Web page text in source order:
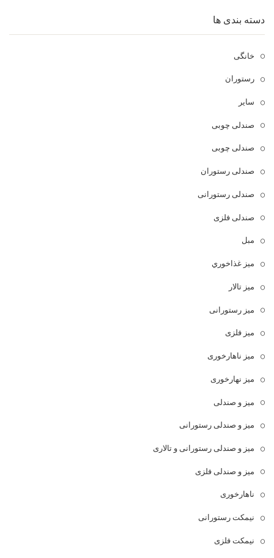
تجهیزات تالار و رستوران
مقالات و راهنمای خرید
دسته بندی ها
خانگی
رستوران
سایر
صندلی چوبی
صندلی چوبی
صندلی رستوران
صندلی رستورانی
صندلی فلزی
مبل
ميز غذاخوري
میز تالار
میز رستورانی
میز فلزی
میز ناهارخوری
میز نهارخوری
میز و صندلی
میز و صندلی رستورانی
میز و صندلی رستورانی و تالاری
میز و صندلی فلزی
ناهارخوری
نیمکت رستورانی
نیمکت فلزی